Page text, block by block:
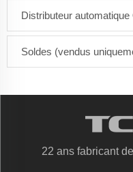
Distributeur
Soldes (vendus
22 ans fabricant